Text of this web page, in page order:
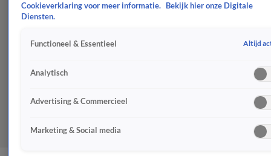
Cookieverklaring voor meer informatie.
Bekijk hier onze Digitale
Diensten.
Functioneel & Essentieel Altijd
Analytisch
Advertising & Commercieel
Marketing & Social media